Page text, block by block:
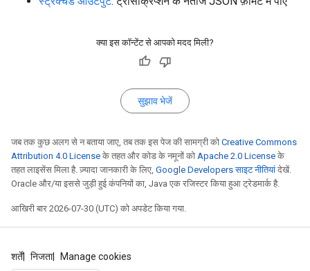
क्या इस कॉन्टेंट से आपको मदद मिली?
सुझाव भेजें
जब तक कुछ अलग से न बताया जाए, तब तक इस पेज की सामग्री को Creative Commons
Attribution 4.0 License के तहत और कोड के नमूनों को Apache 2.0 License के
तहत लाइसेंस मिला है. ज़्यादा जानकारी के लिए, Google Developers साइट नीतियां देखें.
Oracle और/या इससे जुड़ी हुई कंपनियों का, Java एक रजिस्टर किया हुआ ट्रेडमार्क है.
आखिरी बार 2026-07-30 (UTC) को अपडेट किया गया.
शर्तें निजता Manage cookies